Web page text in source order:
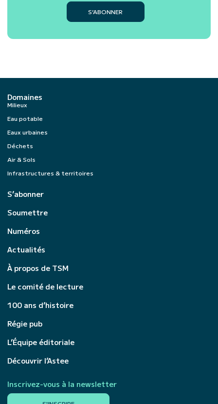
S’ABONNER
Domaines
Milieux
Eau potable
Eaux urbaines
Déchets
Air & Sols
Infrastructures & territoires
S’abonner
Soumettre
Numéros
Actualités
À propos de TSM
Le comité de lecture
100 ans d’histoire
Régie pub
L’Équipe éditoriale
Découvrir l’Astee
Inscrivez-vous à la newsletter